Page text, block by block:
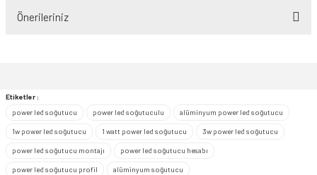
Önerileriniz
Ürün bilgilerinde hatalar bulunuyor.
Etiketler :
power led soğutucu
power led soğutuculu alüminyum power led soğutucu
1w power led soğutucu 1 watt power led soğutucu 3w power led soğutucu
power led soğutucu montajı power led soğutucu hesabı
power led soğutucu profil alüminyum soğutucu